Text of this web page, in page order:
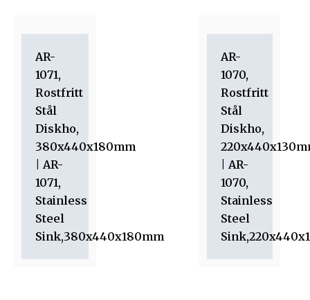
AR-
1071,
Rostfritt
Stål
Diskho,
380x440x180mm
| AR-
1071,
Stainless
Steel
Sink,380x440x180mm
AR-
1070,
Rostfritt
Stål
Diskho,
| AR-
1070,
Stainless
Steel